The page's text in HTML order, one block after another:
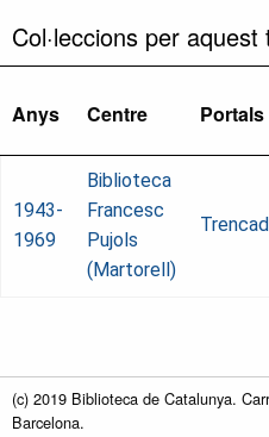
Col·leccions per aquest
Anys Centre Portals
1943-
1969
Biblioteca
Francesc
Pujols
(Martorell)
(c) 2019 Biblioteca de Catalunya.
Barcelona.